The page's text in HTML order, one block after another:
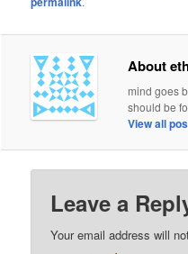
About
mind goes
should be
View all
Leave a
Your email address will